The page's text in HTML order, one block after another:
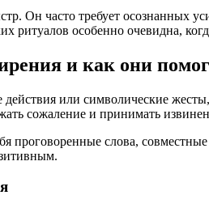
Он часто требует осознанных
особенно очевидна,
и как они
или символические
сожаление и принимать
проговоренные слова,